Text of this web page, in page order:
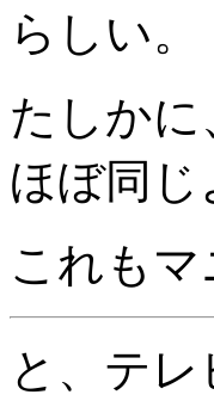
らしい。
たしか
ほぼ同
これも
と、テ